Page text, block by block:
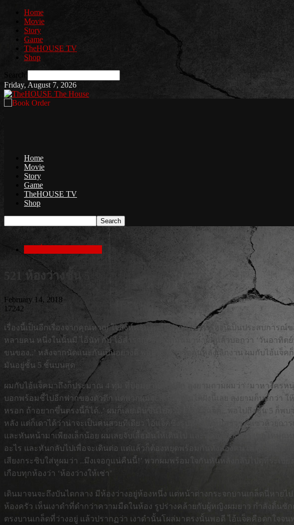
Home
Movie
Story
Game
TheHOUSE TV
Shop
Friday, August 7, 2026
The House
Home
Movie
Story
Game
TheHOUSE TV
Shop
521 ห้องว่างชั้น 5
February 14, 2018
17242
เรื่องนี้เป็นอีกเรื่องจากคุณหาญ ใจสิงห์ครับ คุณหาญเล่าว่า.. เรื่องนี้เป็นประสบการ
หลายคน หนึ่งในนั้นมี ไอ้นัท กับ ไอ้สำราญ ซึ่งพวกมันมาหาผมแล้วบอกว่า ‘วันอาทิต
ขนของ..’ หลังจากนัดแนะกันเป็นอย่างดี พอถึงวันเสาร์ตอนหลังเลิกงาน ผมกับไอ้แ
มันอยู่ชั้น 5 ชั้นบนสุด
ผมกับไอ้แจ็คมาถึงก็ประมาณ 4 ทุ่ม ที่ป้อมยามหน้าตึก ลุงยามถามผมว่า ‘มาหาใครห
บอกพร้อมชี้ไปอีกฟากของตัวตึก แต่พวกผมจะเดินขึ้นบันไดฝั่งนี้เลย ลุงยามก็บอกว่า
หรอก ถ้าอยากขึ้นตรงนี้ก็ได้..’ ผมก็เลยเดินขึ้นไปพร้อมกับไอ้แจ็ค.. พอไปถึงชั้น 5 ก็
หลัง แต่ก็เดาได้ว่าน่าจะเป็นคนสวยทีเดียว ไอ้แจ็คซึ่งรูปหล่อนี่เห็นสาวๆ ก็แซวด้วยก
และหันหน้ามาเพียงเล็กน้อย ผมเลยจับเสื้อมันให้เดินไป และพูดบอกเธอว่า ‘ขอโทษ
อะไร และหันกลับไปเพื่อจะเดินต่อ แต่แล้วก็ต้องหยุดพร้อมกันทั้งสองคน เพราะมีเสีย
เสียงกระซิบใส่หูผมว่า ..มึงเจอกูแน่คืนนี้!’ พวกผมพร้อมใจกันหันหลังกลับไปดูที่ระเ
เกือบทุกห้องว่า ‘ห้องว่างให้เช่า’
เดินมาจนจะถึงบันไดกลาง มีห้องว่างอยู่ห้องหนึ่ง แต่หน้าต่างกระจกบานเกล็ดนี่หาย
ห้องครัว เห็นเงาดำที่ดำกว่าความมืดในห้อง รูปร่างคล้ายกับผู้หญิงผมยาว กำลังดิ้น
ตรงบานเกล็ดที่ว่างอยู่ แล้วปรากฏว่า เงาดำนั้นโผล่มาตรงนั้นพอดี ไอ้แจ็คคือตกใจ